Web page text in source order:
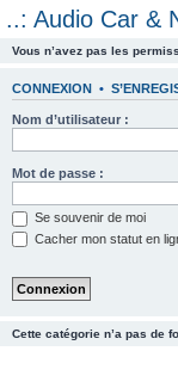
..: Audio Car &
Vous n’avez pas les
CONNEXION •
Nom d’utilisateur :
Mot de passe :
Se souvenir de moi
Cacher mon statut en
Cette catégorie n’a pas de